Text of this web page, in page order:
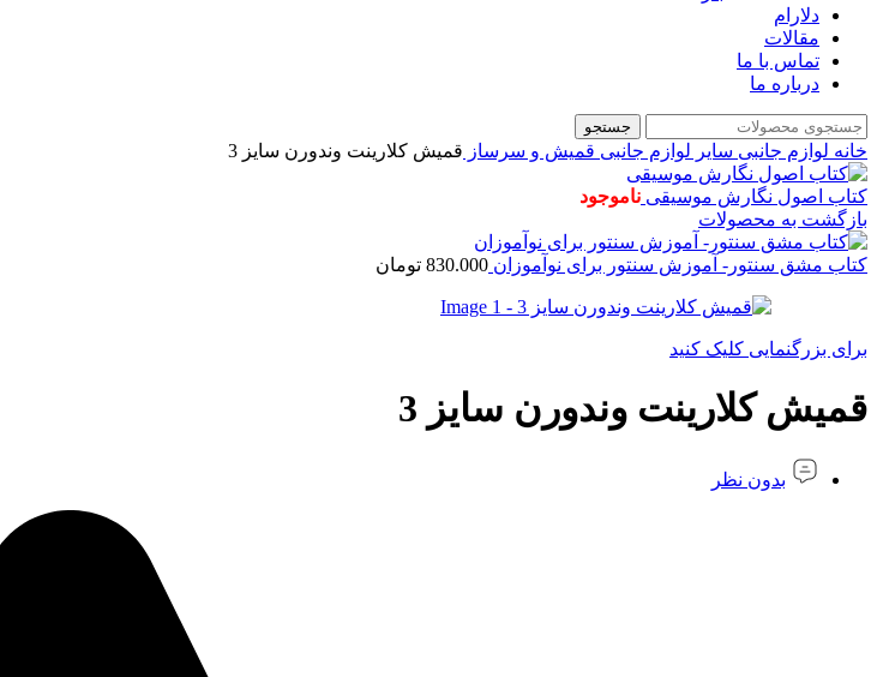
دلارام
مقالات
تماس با ما
درباره ما
جستجو
خانه لوازم جانبی سایر لوازم جانبی قمیش و سرساز قمیش کلارینت وندورن سایز 3
کتاب اصول نگارش موسیقی ناموجود
بازگشت به محصولات
کتاب مشق سنتور- آموزش سنتور برای نوآموزان 830.000 تومان
برای بزرگنمایی کلیک کنید
قمیش کلارینت وندورن سایز 3
بدون نظر